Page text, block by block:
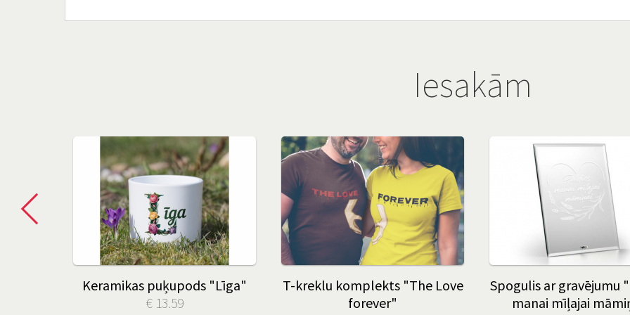
Iesakām
Keramikas puķupods "Līga"
€ 13.59
T-kreklu komplekts "The Love
forever"
Spogulis ar gravējumu
manai mīļajai